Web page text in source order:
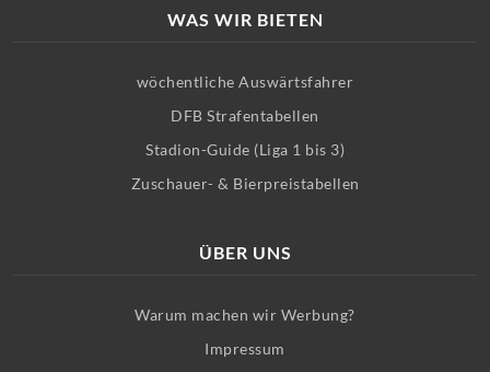
WAS WIR BIETEN
wöchentliche Auswärtsfahrer
DFB Strafentabellen
Stadion-Guide (Liga 1 bis 3)
Zuschauer- & Bierpreistabellen
ÜBER UNS
Warum machen wir Werbung?
Impressum